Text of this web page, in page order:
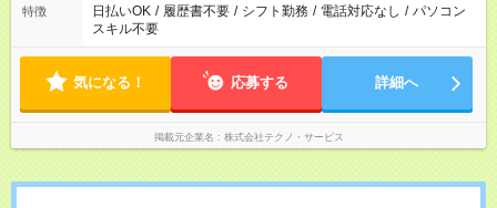
特徴 日払いOK / 履歴書不要 / シフト勤務 / 電話対応なし / パソコン
スキル不要
気になる！ 応募する 詳細へ
掲載元企業名 株式会社テクノ・サービス